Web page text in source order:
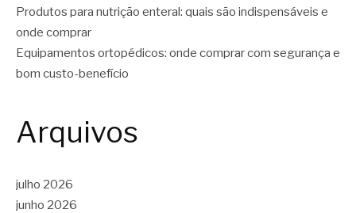
Produtos para nutrição enteral: quais são indispensáveis e
onde comprar
Equipamentos ortopédicos: onde comprar com segurança e
bom custo-benefício
Arquivos
julho 2026
junho 2026